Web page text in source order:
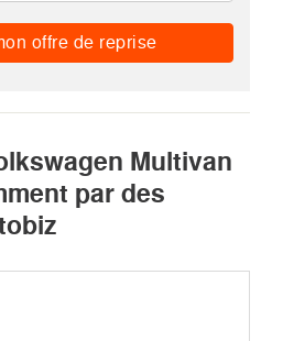
offre de reprise
Multivan
par des